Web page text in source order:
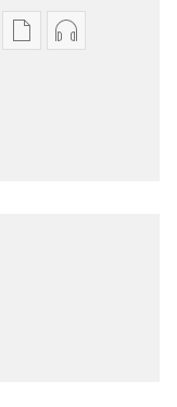
ಪ್ರಕಾಶನಆಡಿಯೋ